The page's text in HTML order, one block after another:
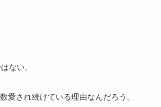
ない。
愛され続けている理由なんだろう。